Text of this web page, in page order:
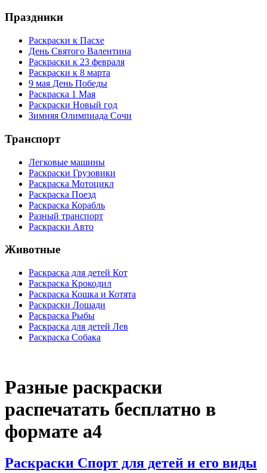
Праздники
Раскраски к Пасхе
День Святого Валентина
Раскраски к 23 февраля
Раскраски к 8 марта
9 мая День Победы
Раскраска 1 Мая
Раскраски Новый год
Зимняя Олимпиада Сочи
Транспорт
Легковые машины
Раскраски Грузовики
Раскраска Мотоцикл
Раскраска Поезд
Раскраска Корабль
Разный транспорт
Раскраски Авто
Животные
Раскраска для детей Кот
Раскраска Крокодил
Раскраска Кошка и Котята
Раскраски Лошади
Раскраска Рыбы
Раскраска для детей Лев
Раскраска Собака
Разные раскраски
распечатать бесплатно в
формате а4
Раскраски Спорт для детей и его виды